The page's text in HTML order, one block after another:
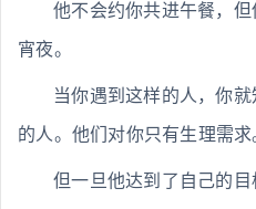
他不会约你共进午餐，
宵夜。
当你遇到这样的人，你
的人。他们对你只有生理需求
但一旦他达到了自己的